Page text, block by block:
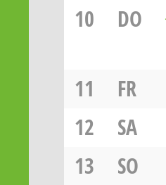
10
DO
11
FR
12
SA
13
SO